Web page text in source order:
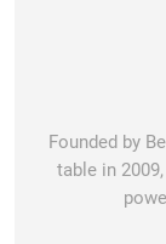
Founded by
table in